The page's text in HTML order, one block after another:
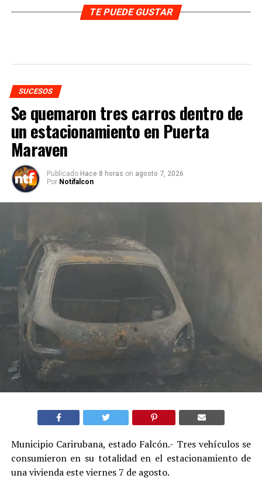
TE PUEDE GUSTAR
SUCESOS
Se quemaron tres carros dentro de
un estacionamiento en Puerta
Maraven
Publicado Hace 8 horas on agosto 7, 2026
Por Notifalcon
Municipio Carirubana, estado Falcón.- Tres vehículos se
consumieron en su totalidad en el estacionamiento de
una vivienda este viernes 7 de agosto.